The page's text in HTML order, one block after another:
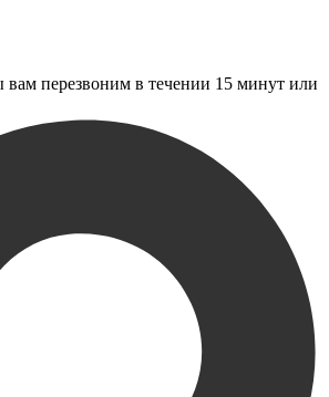
перезвоним в течении 15 минут или